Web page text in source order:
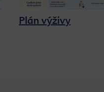
Plán výživy